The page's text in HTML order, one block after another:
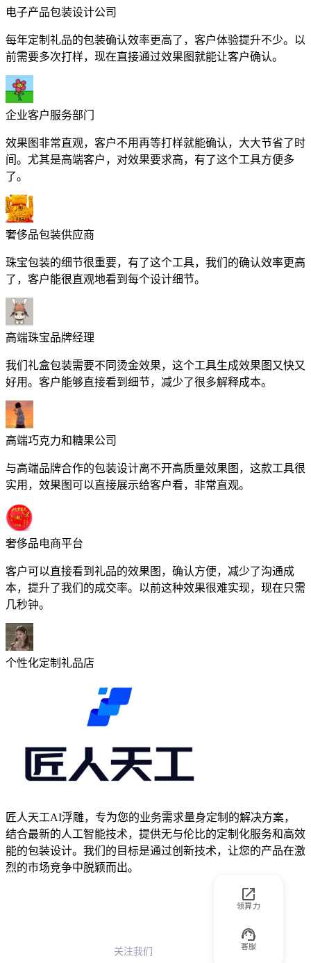
电子产品包装设计公司
每年定制礼品的包装确认效率更高了，客户体验提升不少。以
前需要多次打样，现在直接通过效果图就能让客户确认。
企业客户服务部门
效果图非常直观，客户不用再等打样就能确认，大大节省了时
间。尤其是高端客户，对效果要求高，有了这个工具方便多
了。
奢侈品包装供应商
珠宝包装的细节很重要，有了这个工具，我们的确认效率更高
了，客户能很直观地看到每个设计细节。
高端珠宝品牌经理
我们礼盒包装需要不同烫金效果，这个工具生成效果图又快又
好用。客户能够直接看到细节，减少了很多解释成本。
高端巧克力和糖果公司
与高端品牌合作的包装设计离不开高质量效果图，这款工具很
实用，效果图可以直接展示给客户看，非常直观。
奢侈品电商平台
客户可以直接看到礼品的效果图，确认方便，减少了沟通成
本，提升了我们的成交率。以前这种效果很难实现，现在只需
几秒钟。
个性化定制礼品店
匠人天工AI浮雕，专为您的业务需求量身定制的解决方案，
结合最新的人工智能技术，提供无与伦比的定制化服务和高效
能的包装设计。我们的目标是通过创新技术，让您的产品在激
烈的市场竞争中脱颖而出。
领算力
客服
关注我们